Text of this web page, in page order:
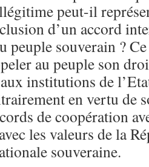
peut-il
d’un accord
peuple souverain ?
au peuple son
institutions de
en vertu de
de coopération
les valeurs de la
souveraine.